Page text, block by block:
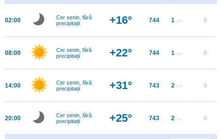
02:00
Cer senin, fără
precipitații
+16° 744 1 m/s 0
08:00
Cer senin, fără
precipitații
+22° 744 1 m/s 0
14:00
Cer senin, fără
precipitații
+31° 743 2 m/s 0
20:00
Cer senin, fără
precipitații
+25° 743 2 m/s 0